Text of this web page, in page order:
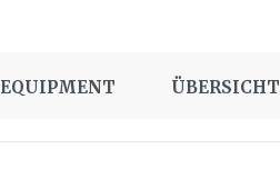
EQUIPMENT ÜBERSICHT